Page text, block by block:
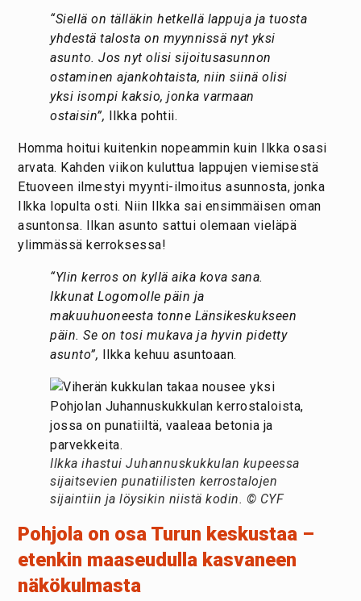
“Siellä on tälläkin hetkellä lappuja ja tuosta
yhdestä talosta on myynnissä nyt yksi
asunto. Jos nyt olisi sijoitusasunnon
ostaminen ajankohtaista, niin siinä olisi
yksi isompi kaksio, jonka varmaan
ostaisin”, Ilkka pohtii.
Homma hoitui kuitenkin nopeammin kuin Ilkka osasi
arvata. Kahden viikon kuluttua lappujen viemisestä
Etuoveen ilmestyi myynti-ilmoitus asunnosta, jonka
Ilkka lopulta osti. Niin Ilkka sai ensimmäisen oman
asuntonsa. Ilkan asunto sattui olemaan vieläpä
ylimmässä kerroksessa!
“Ylin kerros on kyllä aika kova sana.
Ikkunat Logomolle päin ja
makuuhuoneesta tonne Länsikeskukseen
päin. Se on tosi mukava ja hyvin pidetty
asunto”, Ilkka kehuu asuntoaan.
Ilkka ihastui Juhannuskukkulan kupeessa
sijaitsevien punatiilisten kerrostalojen
sijaintiin ja löysikin niistä kodin. © CYF
Pohjola on osa Turun keskustaa –
etenkin maaseudulla kasvaneen
näkökulmasta